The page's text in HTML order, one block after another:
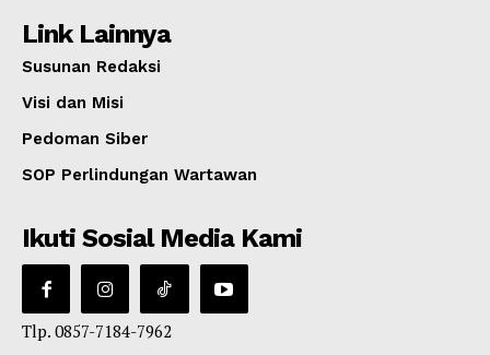
Link Lainnya
Susunan Redaksi
Visi dan Misi
Pedoman Siber
SOP Perlindungan Wartawan
Ikuti Sosial Media Kami
Tlp. 0857-7184-7962